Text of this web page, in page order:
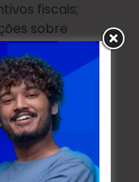
fiscais;
sobre
deputados
e senadores,
pelos
de dados
dos